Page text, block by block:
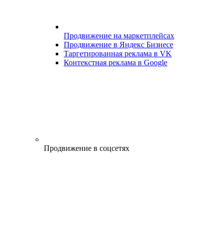
Продвижение на маркетплейсах
Продвижение в Яндекс Бизнесе
Таргетированная реклама в VK
Контекстная реклама в Google
Продвижение в соцсетях